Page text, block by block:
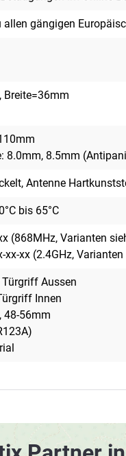
gängigen
Breite=36mm
8.0mm, 8.5mm
Antenne
bis 65°C
(868MHz, Varianten
xx-xx (2.4GHz,
Aussen
Innen
48-56mm